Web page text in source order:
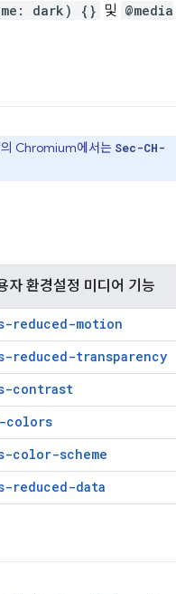
dark) {} 및 @media
의 Chromium에서는 Sec-CH-
자 환경설정 미디어 기능
reduced-motion
reduced-transparency
contrast
colors
color-scheme
reduced-data